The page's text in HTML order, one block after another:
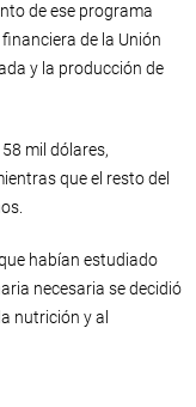
de ese programa
de la Unión
y la producción de
mil dólares,
que el resto del
habían estudiado
necesaria se decidió
nutrición y al